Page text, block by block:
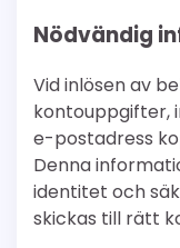
Nödvändig
Vid inlösen av
kontouppgifter,
e-postadress
Denna
identitet och
skickas till rätt